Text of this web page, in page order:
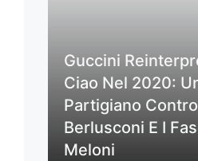
Guccini
Ciao Nel 2020:
Partigiano
Berlusconi E I
Meloni